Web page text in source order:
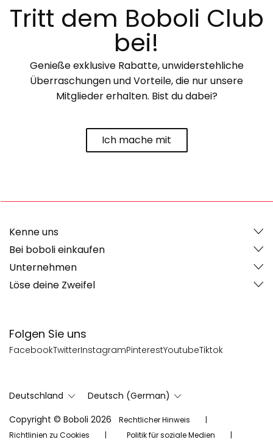
Tritt dem Boboli Club
bei!
Genieße exklusive Rabatte, unwiderstehliche
Überraschungen und Vorteile, die nur unsere
Mitglieder erhalten. Bist du dabei?
Ich mache mit
Folgen Sie uns
FacebookTwitterInstagramPinterestYoutubeTiktok
Kenne uns
Bei boboli einkaufen
Unternehmen
Löse deine Zweifel
Deutschland
Deutsch (German)
Copyright © Boboli 2026
Rechtlicher Hinweis
Richtlinien zu Cookies
Politik für soziale Medien